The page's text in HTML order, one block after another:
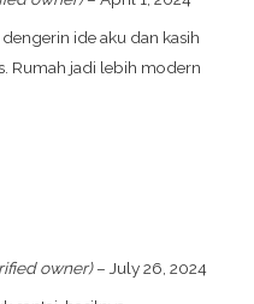
ide aku dan kasih
Rumah jadi lebih modern
owner) – July 26, 2024